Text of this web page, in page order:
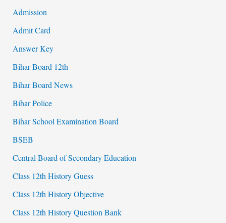
Admission
Admit Card
Answer Key
Bihar Board 12th
Bihar Board News
Bihar Police
Bihar School Examination Board
BSEB
Central Board of Secondary Education
Class 12th History Guess
Class 12th History Objective
Class 12th History Question Bank